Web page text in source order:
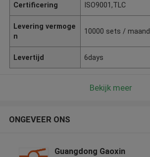
Certificering ISO9001,TLC
Levering vermoge
n
10000 sets / maand
Levertijd 6days
Bekijk meer
ONGEVEER ONS
Guangdong Gaoxin